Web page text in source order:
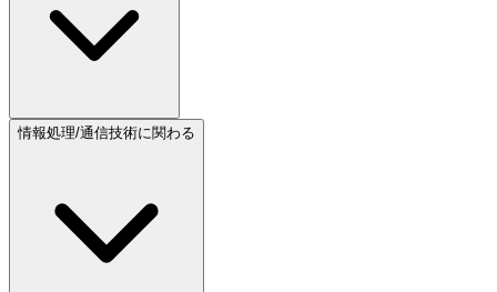
情報処理/通信技術に関わる